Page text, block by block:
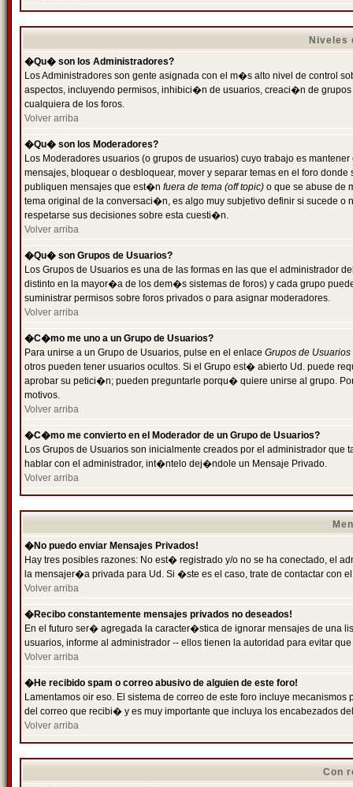
Niveles
�Qu� son los Administradores?
Los Administradores son gente asignada con el m�s alto nivel de control
aspectos, incluyendo permisos, inhibici�n de usuarios, creaci�n de
cualquiera de los foros.
Volver arriba
�Qu� son los Moderadores?
Los Moderadores usuarios (o grupos de usuarios) cuyo trabajo es
mensajes, bloquear o desbloquear, mover y separar temas en el foro
publiquen mensajes que est�n fuera de tema (off topic) o que se abuse de
tema original de la conversaci�n, es algo muy subjetivo definir si sucede
respetarse sus decisiones sobre esta cuesti�n.
Volver arriba
�Qu� son Grupos de Usuarios?
Los Grupos de Usuarios es una de las formas en las que el administrador
distinto en la mayor�a de los dem�s sistemas de foros) y cada grupo
suministrar permisos sobre foros privados o para asignar moderadores.
Volver arriba
�C�mo me uno a un Grupo de Usuarios?
Para unirse a un Grupo de Usuarios, pulse en el enlace Grupos de Usuarios
otros pueden tener usuarios ocultos. Si el Grupo est� abierto Ud. puede
aprobar su petici�n; pueden preguntarle porqu� quiere unirse al grupo.
motivos.
Volver arriba
�C�mo me convierto en el Moderador de un Grupo de Usuarios?
Los Grupos de Usuarios son inicialmente creados por el administrador
hablar con el administrador, int�ntelo dej�ndole un Mensaje Privado.
Volver arriba
�No puedo enviar Mensajes Privados!
Hay tres posibles razones: No est� registrado y/o no se ha conectado, el
la mensajer�a privada para Ud. Si �ste es el caso, trate de contactar con
Volver arriba
�Recibo constantemente mensajes privados no deseados!
En el futuro ser� agregada la caracter�stica de ignorar mensajes de una
usuarios, informe al administrador -- ellos tienen la autoridad para evitar
Volver arriba
�He recibido spam o correo abusivo de alguien de este foro!
Lamentamos oir eso. El sistema de correo de este foro incluye
del correo que recibi� y es muy importante que incluya los encabezados
Volver arriba
Con